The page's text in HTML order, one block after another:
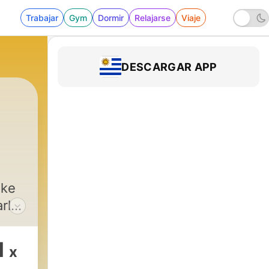
Trabajar Gym Dormir Relajarse Viaje
x
DESCARGAR APP